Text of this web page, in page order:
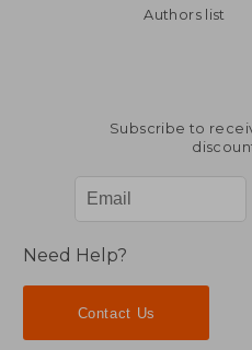
Authors list
Subscribe to
Need Help?
Contact Us